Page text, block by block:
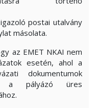
postai utalvány
másolata.
az EMET NKAI nem
esetén, ahol a
dokumentumok
a pályázó üres